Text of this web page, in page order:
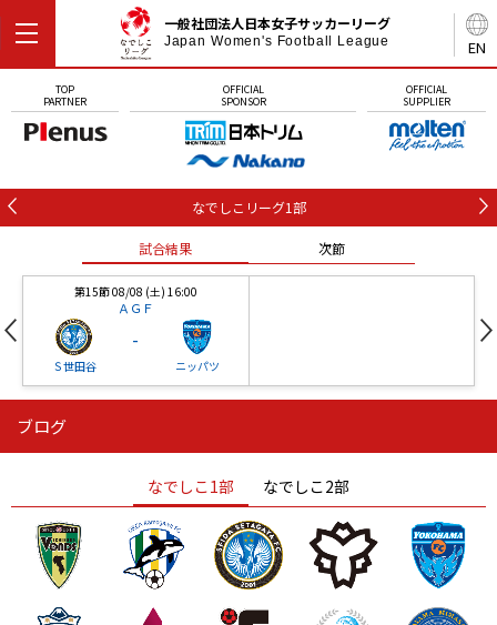
EN
一般社団法人日本女子サッカーリーグ
Japan Women's Football League
TOP
PARTNER
OFFICIAL
SPONSOR
OFFICIAL
SUPPLIER
なでしこリーグ1部
試合結果 次節
第15節 08/08 (土) 16:00
ＡＧＦ
Ｓ世田谷
-
ニッパツ
ニッパツ
ニッパツ 名古屋
石人の星
静岡 愛媛Ｌ
ブログ
なでしこ1部 なでしこ2部